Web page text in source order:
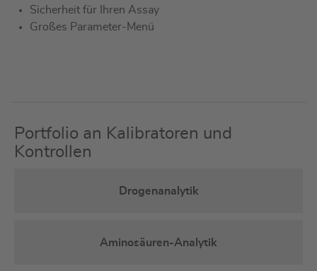
Sicherheit für Ihren Assay
Großes Parameter-Menü
Portfolio an Kalibratoren und
Kontrollen
Drogenanalytik
Aminosäuren-Analytik